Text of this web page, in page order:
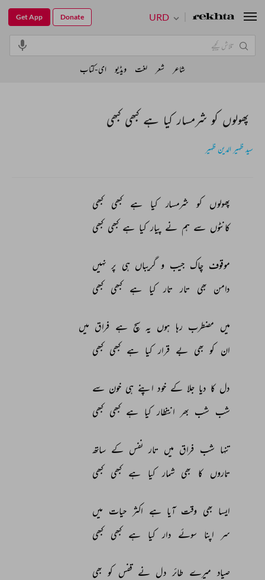
پھولوں کو شرمسار کیا ہے کبھی کبھی
سید ظہیر الدین ظہیر
پھولوں کو شرمسار کیا ہے کبھی
کبھی
کانٹوں سے ہم نے پیار کیا ہے کبھی کبھی
موقوف چاک جیب و گریباں ہی پر نہیں
دامن بھی تار تار کیا ہے کبھی کبھی
میں مضطرب رہا ہوں یہ سچ ہے فراق میں
ان کو بھی بے قرار کیا ہے کبھی کبھی
دل کا دیا جلا کے خود اپنے ہی خون سے
شب شب بھر انتظار کیا ہے کبھی کبھی
تنہا شب فراق میں تار نفس کے ساتھ
تاروں کا بھی شمار کیا ہے کبھی کبھی
ایسا بھی وقت آیا ہے اکثر حیات میں
سر
اپنا سوئے دار کیا ہے کبھی کبھی
صیاد میرے طائر دل نے قفس کو بھی
URD
Get App Donate
شاعر شعر لغت ویڈیو ای-کتاب